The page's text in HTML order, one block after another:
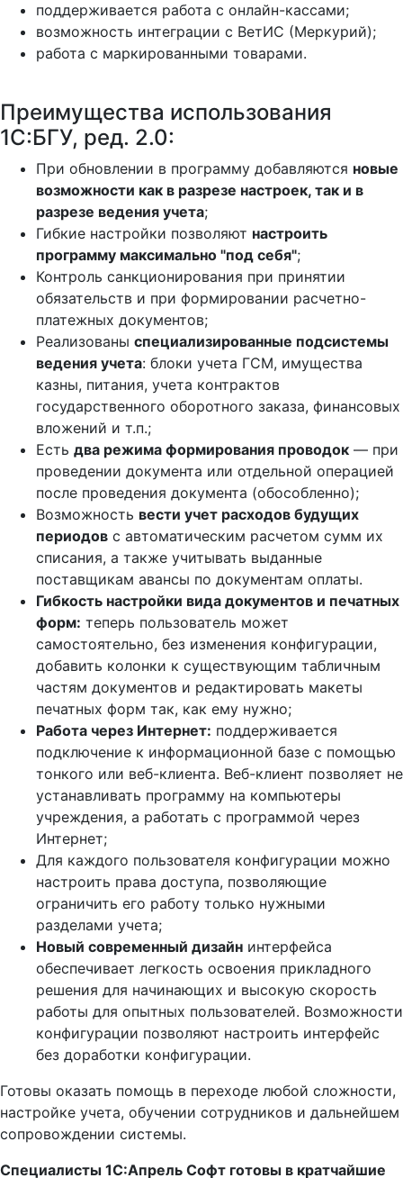
поддерживается работа с онлайн-кассами;
возможность интеграции с ВетИС (Меркурий);
работа с маркированными товарами.
Преимущества использования
1С:БГУ, ред. 2.0:
При обновлении в программу добавляются новые
возможности как в разрезе настроек, так и в
разрезе ведения учета;
Гибкие настройки позволяют настроить
программу максимально "под себя";
Контроль санкционирования при принятии
обязательств и при формировании расчетно-
платежных документов;
Реализованы специализированные подсистемы
ведения учета: блоки учета ГСМ, имущества
казны, питания, учета контрактов
государственного оборотного заказа, финансовых
вложений и т.п.;
Есть два режима формирования проводок — при
проведении документа или отдельной операцией
после проведения документа (обособленно);
Возможность вести учет расходов будущих
периодов с автоматическим расчетом сумм их
списания, а также учитывать выданные
поставщикам авансы по документам оплаты.
Гибкость настройки вида документов и печатных
форм: теперь пользователь может
самостоятельно, без изменения конфигурации,
добавить колонки к существующим табличным
частям документов и редактировать макеты
печатных форм так, как ему нужно;
Работа через Интернет: поддерживается
подключение к информационной базе с помощью
тонкого или веб-клиента. Веб-клиент позволяет не
устанавливать программу на компьютеры
учреждения, а работать с программой через
Интернет;
Для каждого пользователя конфигурации можно
настроить права доступа, позволяющие
ограничить его работу только нужными
разделами учета;
Новый современный дизайн интерфейса
обеспечивает легкость освоения прикладного
решения для начинающих и высокую скорость
работы для опытных пользователей. Возможности
конфигурации позволяют настроить интерфейс
без доработки конфигурации.
Готовы оказать помощь в переходе любой сложности,
настройке учета, обучении сотрудников и дальнейшем
сопровождении системы.
Специалисты 1С:Апрель Софт готовы в кратчайшие